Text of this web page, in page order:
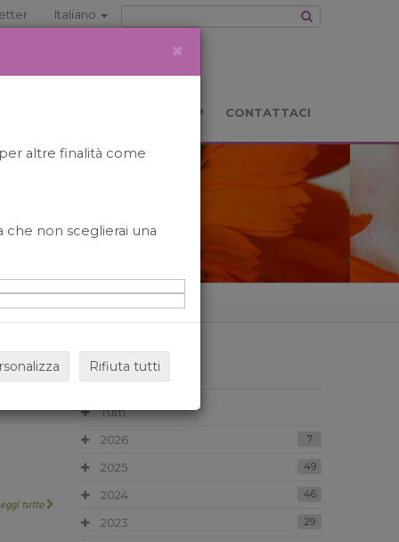
Italiano
BOOKSHOP CONTATTACI
tutto
ARCHIVIO
Tutti
2026
7
2025 49
2024 46
2023 29
×
altre finalità come
che non sceglierai una
Rifiuta tutti